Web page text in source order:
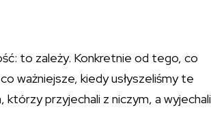
to zależy. Konkretnie od tego, co
ważniejsze, kiedy usłyszeliśmy te
przyjechali z niczym, a wyjechali